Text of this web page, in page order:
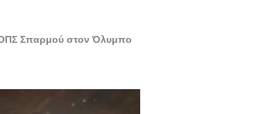
Σπαρμού στον Όλυμπο